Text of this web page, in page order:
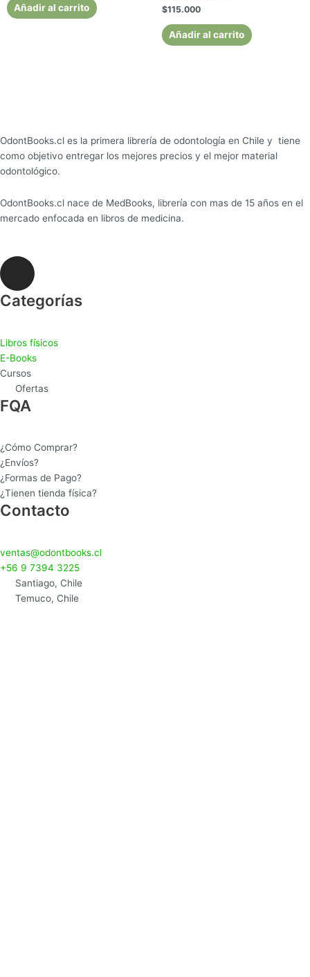
Añadir al carrito $115.000
Añadir al carrito
OdontBooks.cl es la primera librería de odontología en Chile y tiene
como objetivo entregar los mejores precios y el mejor material
odontológico.
OdontBooks.cl nace de MedBooks, librería con mas de 15 años en el
mercado enfocada en libros de medicina.
I
s
g
r
a
m
Categorías
Libros físicos
E-Books
Cursos
Ofertas
FQA
¿Cómo Comprar?
¿Envíos?
¿Formas de Pago?
¿Tienen tienda física?
Contacto
ventas@odontbooks.cl
+56 9 7394 3225
Santiago, Chile
Temuco, Chile